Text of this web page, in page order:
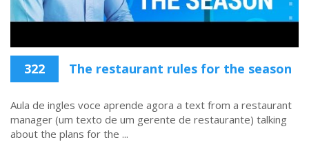
322 The restaurant rules for the season
Aula de ingles voce aprende agora a text from a restaurant
manager (um texto de um gerente de restaurante) talking
about the plans for the ...